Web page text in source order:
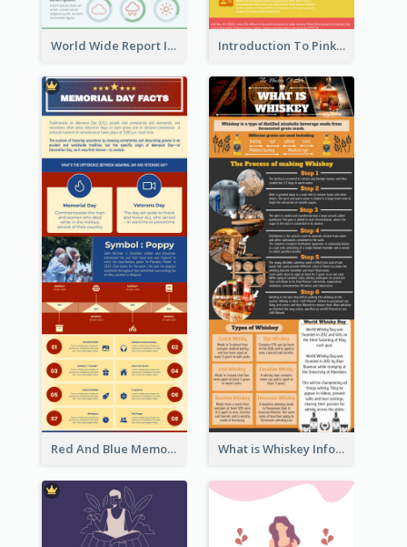
World Wide Report Infographic Introduction To Pink Economy Infographic
Red And Blue Memorial Day Fasts Infographic Design What is Whiskey Infographic